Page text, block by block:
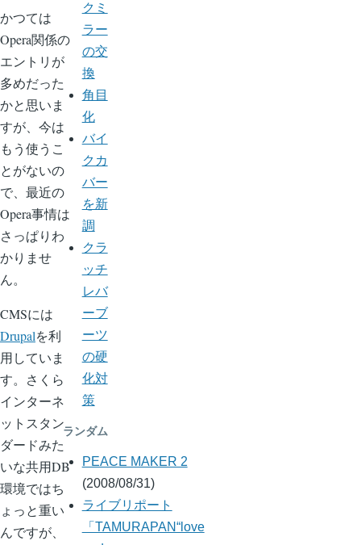
かつては
Opera関係の
エントリが
多めだった
かと思いま
すが、今は
もう使うこ
とがないの
で、最近の
Opera事情は
さっぱりわ
かりませ
ん。
CMSには
Drupalを利
用していま
す。さくら
インターネ
ットスタン
ダードみた
いな共用DB
環境ではち
ょっと重い
んですが、
クミ
ラー
の交
換
角目
化
バイ
クカ
バー
を新
調
クラ
ッチ
レバ
ーブ
ーツ
の硬
化対
策
ランダム
PEACE MAKER 2
(2008/08/31)
ライブリポート
「TAMURAPAN“love